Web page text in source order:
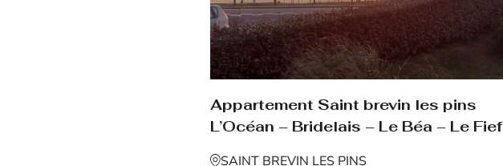
Appartement Saint brevin les pins
L’Océan – Bridelais – Le Béa – Le Fief
SAINT BREVIN LES PINS